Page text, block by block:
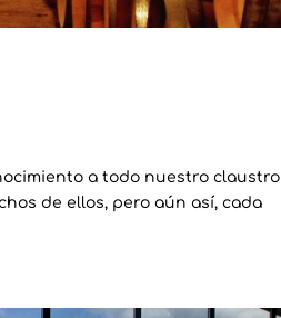
a todo nuestro claustro
de ellos, pero aún así, cada